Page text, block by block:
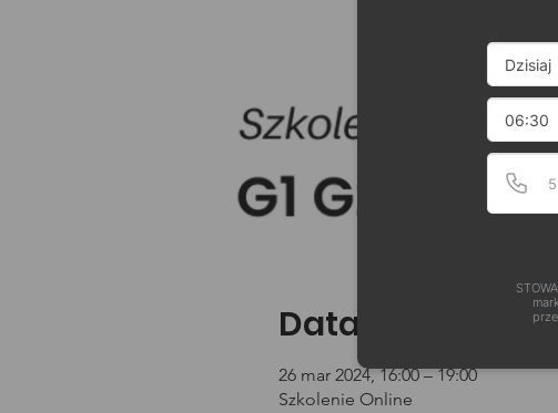
Data i godzina
26 mar 2024, 16:00 – 19:00
Szkolenie Online